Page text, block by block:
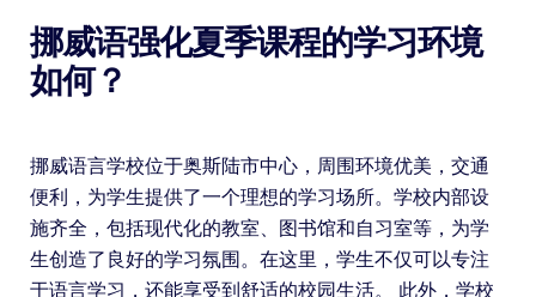
挪威语强化夏季课程的学习环境
如何？
挪威语言学校位于奥斯陆市中心，周围环境优美，交通
便利，为学生提供了一个理想的学习场所。学校内部设
施齐全，包括现代化的教室、图书馆和自习室等，为学
生创造了良好的学习氛围。在这里，学生不仅可以专注
于语言学习，还能享受到舒适的校园生活。 此外，学校